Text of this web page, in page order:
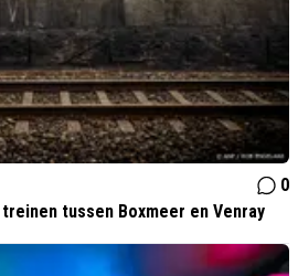
0
tussen Boxmeer en Venray